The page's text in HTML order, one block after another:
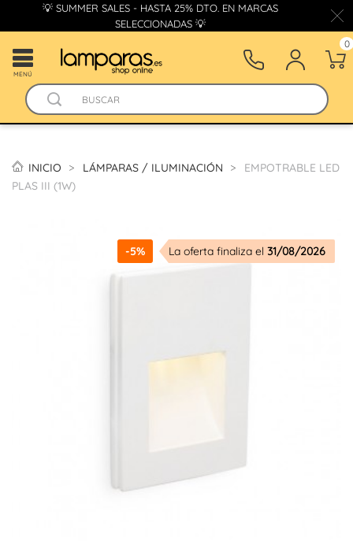
💡 SUMMER SALES - HASTA 25% DTO. EN MARCAS
SELECCIONADAS 💡
MENÚ
0
INICIO LÁMPARAS / ILUMINACIÓN
EMPOTRABLE LED
PLAS III (1W)
-5% La oferta finaliza el 31/08/2026